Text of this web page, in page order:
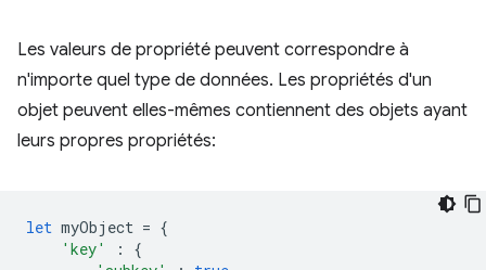
Les valeurs de propriété peuvent correspondre à
n'importe quel type de données. Les propriétés d'un
objet peuvent elles-mêmes contiennent des objets ayant
leurs propres propriétés:
let myObject = {
'key'
:
{